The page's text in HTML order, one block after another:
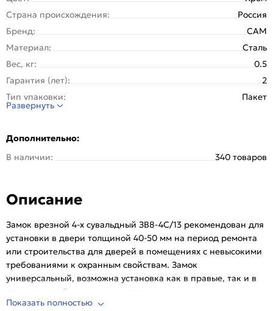
Страна происхождения:
Россия
Бренд:
САМ
Материал:
Сталь
Вес, кг:
0.5
Гарантия (лет):
2
Тип упаковки:
Пакет
Класс безопасности:
Бэксет:
Вылет ригеля:
21 мм
Тип замка:
Количество ригелей, шт:
3
Задвижка:
Количество ключей, шт:
Количество комбинаций:
500
Развернуть
Дополнительно:
В наличии:
340 товаров
Описание
Замок врезной 4-х сувальдный ЗВ8-4С/13 рекомендован для
установки в двери толщиной 40-50 мм на период ремонта
или строительства для дверей в помещениях с невысокими
требованиями к охранным свойствам. Замок
универсальный, возможна установка как в правые, так и в
левые двери.В комплекте: шестигранные накладки
(цинковое покрытие), 3 стальных ключа длиной 70 мм.
Показать полностью